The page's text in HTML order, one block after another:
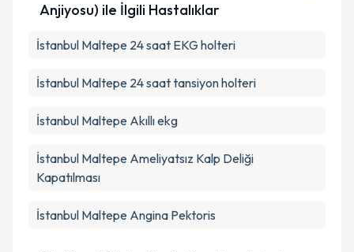
Anjiyosu) ile İlgili Hastalıklar
İstanbul Maltepe 24 saat EKG holteri
İstanbul Maltepe 24 saat tansiyon holteri
İstanbul Maltepe Akıllı ekg
İstanbul Maltepe Ameliyatsız Kalp Deliği
Kapatılması
İstanbul Maltepe Angina Pektoris